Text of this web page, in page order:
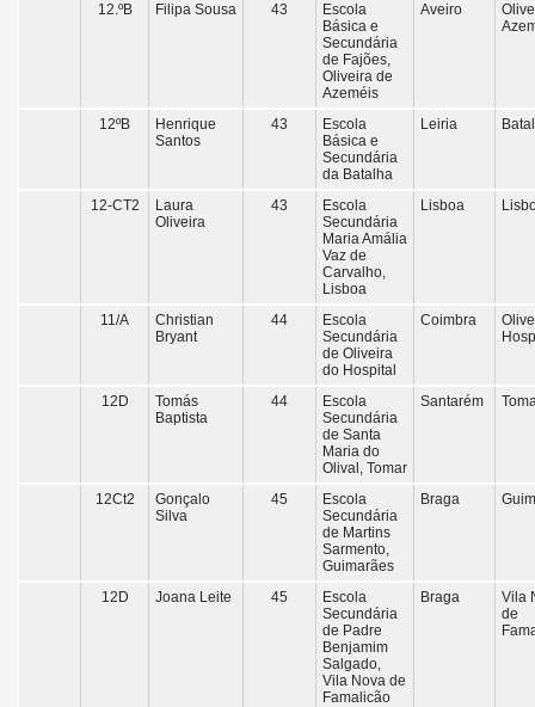
12.ºB Filipa Sousa 43
Escola
Básica e
Secundária
de Fajões,
Oliveira de
Azeméis
Aveiro
12ºB
Henrique
Santos
43
Escola
Básica e
Secundária
da Batalha
Leiria
12-CT2
Laura
Oliveira
43
Escola
Secundária
Maria Amália
Vaz de
Carvalho,
Lisboa
Lisboa
11/A
Christian
Bryant
44
Escola
Secundária
de Oliveira
do Hospital
Coimbra
12D
Tomás
Baptista
44
Escola
Secundária
de Santa
Maria do
Olival, Tomar
Santarém
12Ct2
Gonçalo
Silva
45
Escola
Secundária
de Martins
Sarmento,
Guimarães
Braga
12D Joana Leite 45
Escola
Secundária
de Padre
Benjamim
Salgado,
Vila Nova de
Famalicão
Braga
Vila
de